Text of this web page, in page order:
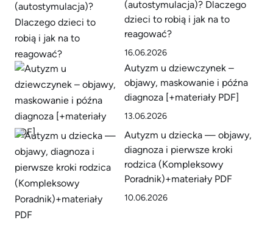
(autostymulacja)? Dlaczego
dzieci to robią i jak na to
reagować?
16.06.2026
Autyzm u dziewczynek –
objawy, maskowanie i późna
diagnoza [+materiały PDF]
13.06.2026
Autyzm u dziecka — objawy,
diagnoza i pierwsze kroki
rodzica (Kompleksowy
Poradnik)+materiały PDF
10.06.2026